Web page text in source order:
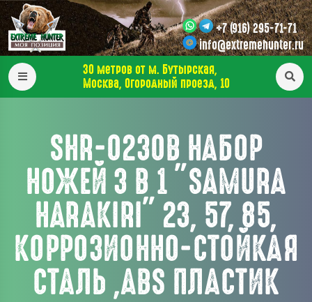
+7 (916) 295-71-71
info@extremehunter.ru
30 метров от м. Бутырская,
Москва, Огородный проезд, 10
SHR-0230B НАБОР
НОЖЕЙ 3 В 1 "SAMURA
HARAKIRI" 23, 57, 85,
КОРРОЗИОННО-СТОЙКАЯ
СТАЛЬ ,ABS ПЛАСТИК